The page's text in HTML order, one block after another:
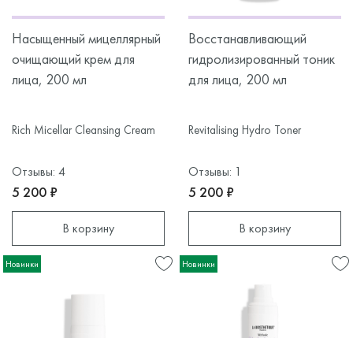
Насыщенный мицеллярный
очищающий крем для
лица, 200 мл
Rich Micellar Cleansing Cream
Отзывы: 4
5 200 ₽
В корзину
Восстанавливающий
гидролизированный тоник
для лица, 200 мл
Revitalising Hydro Toner
Отзывы: 1
5 200 ₽
В корзину
Новинки Новинки